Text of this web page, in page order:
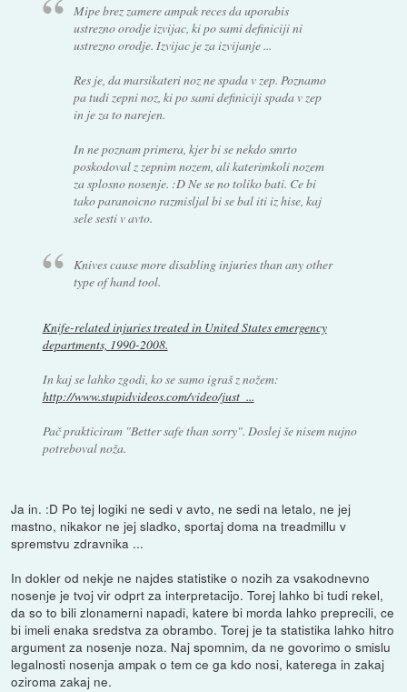
Mipe brez zamere ampak reces da uporabis
ustrezno orodje izvijac, ki po sami definiciji ni
ustrezno orodje. Izvijac je za izvijanje ...
Res je, da marsikateri noz ne spada v zep. Poznamo
pa tudi zepni noz, ki po sami definiciji spada v zep
in je za to narejen.
In ne poznam primera, kjer bi se nekdo smrto
poskodoval z zepnim nozem, ali katerimkoli nozem
za splosno nosenje. :D Ne se no toliko bati. Ce bi
tako paranoicno razmisljal bi se bal iti iz hise, kaj
sele sesti v avto.
Knives cause more disabling injuries than any other
type of hand tool.
Knife-related injuries treated in United States emergency
departments, 1990-2008.
In kaj se lahko zgodi, ko se samo igraš z nožem:
http://www.stupidvideos.com/video/just_...
Pač prakticiram "Better safe than sorry". Doslej še nisem nujno
potreboval noža.
Ja in. :D Po tej logiki ne sedi v avto, ne sedi na letalo, ne jej
mastno, nikakor ne jej sladko, sportaj doma na treadmillu v
spremstvu zdravnika ...
In dokler od nekje ne najdes statistike o nozih za vsakodnevno
nosenje je tvoj vir odprt za interpretacijo. Torej lahko bi tudi rekel,
da so to bili zlonamerni napadi, katere bi morda lahko preprecili, ce
bi imeli enaka sredstva za obrambo. Torej je ta statistika lahko hitro
argument za nosenje noza. Naj spomnim, da ne govorimo o smislu
legalnosti nosenja ampak o tem ce ga kdo nosi, katerega in zakaj
oziroma zakaj ne.